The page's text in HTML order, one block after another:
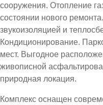
сооружения. Отопление
состоянии нового
звукоизоляцией и
Кондиционирование.
мест. Выгодное
живописной
природная локация.
Комплекс оснащен